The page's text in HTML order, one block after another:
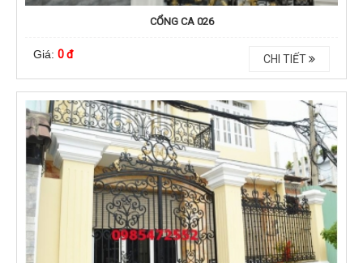
CỔNG CA 026
Giá: 0 đ CHI TIẾT